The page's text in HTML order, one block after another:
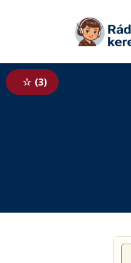
Tovább a tartalomhoz
3